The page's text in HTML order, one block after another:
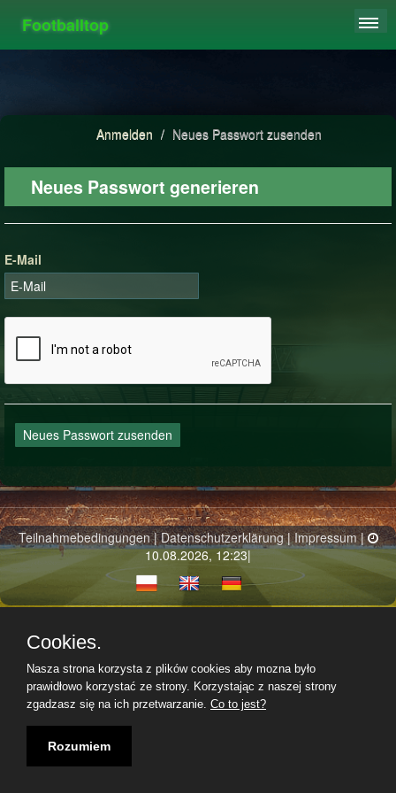
Footballtop
HIGHSCORE
Anmelden / Neues Passwort zusenden
Neues Passwort generieren
E-Mail
Neues Passwort zusenden
Teilnahmebedingungen|Datenschutzerklärung|Impressum|
10.08.2026, 12:23|
Cookies.
Nasza strona korzysta z plików cookies aby mozna było
prawidłowo korzystać ze strony. Korzystając z naszej strony
zgadzasz się na ich przetwarzanie. Co to jest?
Rozumiem